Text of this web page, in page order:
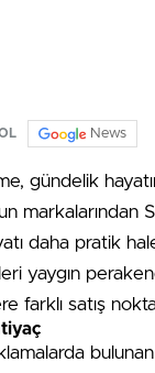
News
gündelik
markalarından
daha pratik
yaygın
farklı satış